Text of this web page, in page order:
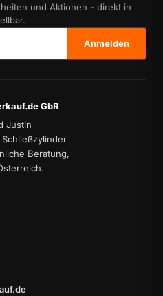
und Aktionen - direkt in
Anmelden
GbR
Justin
Beratung,